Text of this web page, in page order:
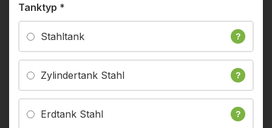
Tanktyp *
Stahltank ?
Zylindertank Stahl ?
Erdtank Stahl ?